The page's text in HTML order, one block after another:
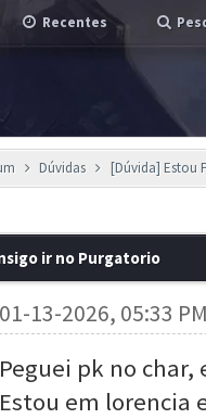
Recentes
Dúvidas [Dúvida] Estou
ir no Purgatorio
01-13-2026, 05:33
Peguei pk no
Estou em lorencia